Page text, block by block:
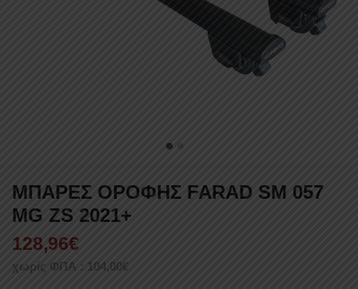
ΜΠΑΡΕΣ ΟΡΟΦΗΣ FARAD SM 057
MG ZS 2021+
128,96€
χωρίς ΦΠΑ : 104,00€